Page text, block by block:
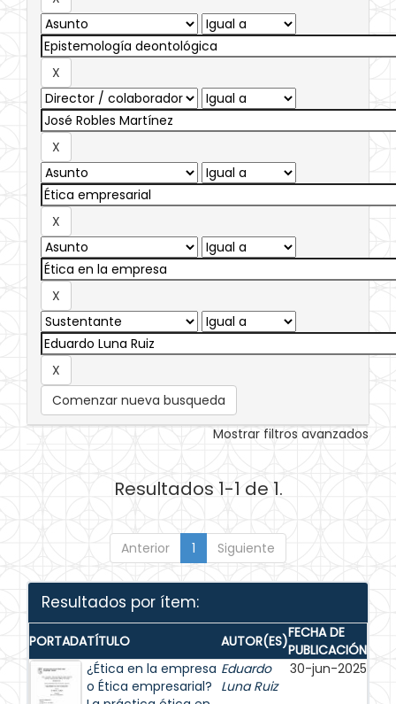
Comenzar nueva busqueda
Mostrar filtros avanzados
Resultados 1-1 de 1.
Anterior 1 Siguiente
Resultados por ítem:
PORTADATÍTULO AUTOR(ES)FECHA DE
PUBLICACIÓN
¿Ética en la empresa
o Ética empresarial?
Eduardo
Luna Ruiz
30-jun-2025